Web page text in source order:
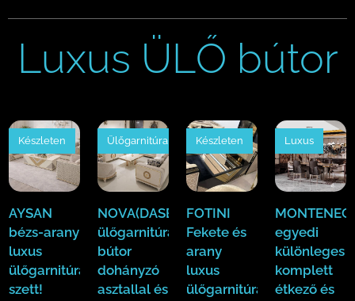
Luxus ÜLŐ bútor
AYSAN
bézs-arany
luxus
ülőgarnitúra
szett!
Készleten
NOVA(DASE)
ülőgarnitúra
bútor
dohányzó
asztallal és
Ülőgarnitúra
FOTINI
Fekete és
arany
luxus
ülőgarnitúra
Készleten
egyedi
különleges
komplett
étkező és
Luxus